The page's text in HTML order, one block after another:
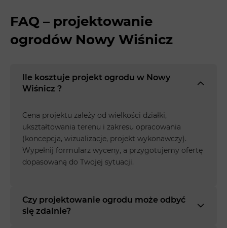
FAQ – projektowanie
ogrodów Nowy Wiśnicz
Ile kosztuje projekt ogrodu w Nowy
Wiśnicz ?
Cena projektu zależy od wielkości działki,
ukształtowania terenu i zakresu opracowania
(koncepcja, wizualizacje, projekt wykonawczy).
Wypełnij formularz wyceny, a przygotujemy ofertę
dopasowaną do Twojej sytuacji.
Czy projektowanie ogrodu może odbyć
się zdalnie?